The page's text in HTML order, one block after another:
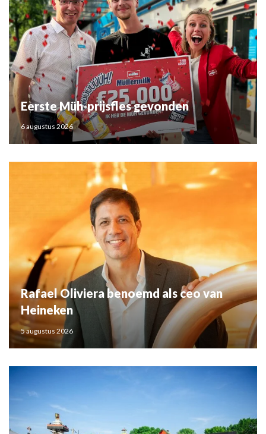
Eerste Müh-prijsfles gevonden
6 augustus 2026
Rafael Oliviera benoemd als ceo van
Heineken
5 augustus 2026